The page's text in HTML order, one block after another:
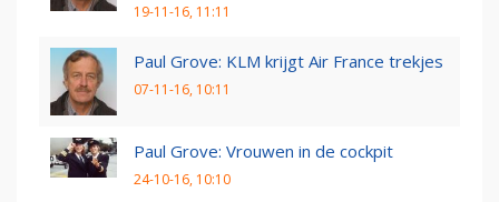
19-11-16, 11:11
Paul Grove: KLM krijgt Air France trekjes
07-11-16, 10:11
Paul Grove: Vrouwen in de cockpit
24-10-16, 10:10